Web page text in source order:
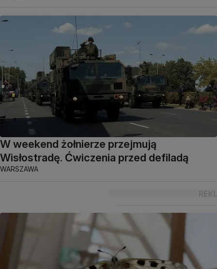
W weekend żołnierze przejmują
Wisłostradę. Ćwiczenia przed defiladą
WARSZAWA